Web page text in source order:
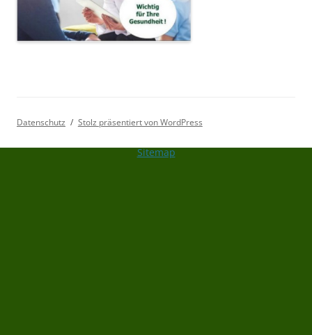
Datenschutz Stolz präsentiert von WordPress
Sitemap